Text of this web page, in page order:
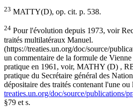
23 MATTY(D), op. cit. p. 538.
24 Pour l'évolution depuis 1973, voir
traités multilatéraux Manuel.
(https://treaties.un.org/doc/source/
un commentaire de la formule de
pratique en 1961, voir, MATHY (D) ,
pratique du Secrétaire général des
dépositaire des traités contenant l'une
treaties.un.org/doc/source/publications/
§79 et s.